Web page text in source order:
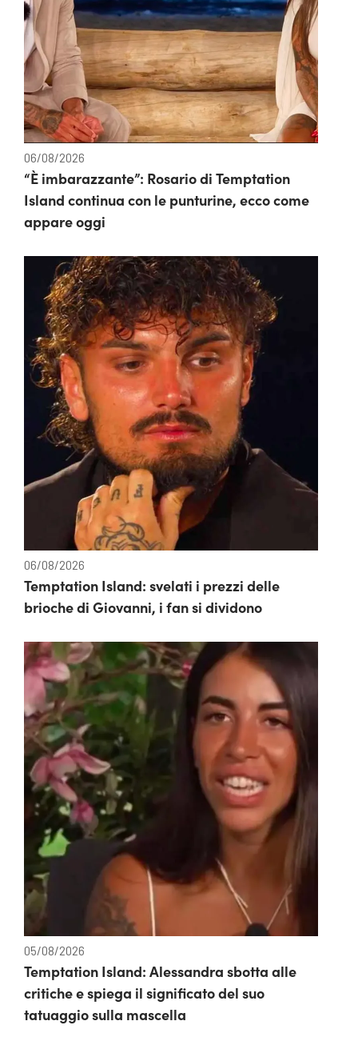
06/08/2026
“È imbarazzante”: Rosario di Temptation
Island continua con le punturine, ecco come
appare oggi
06/08/2026
Temptation Island: svelati i prezzi delle
brioche di Giovanni, i fan si dividono
05/08/2026
Temptation Island: Alessandra sbotta alle
critiche e spiega il significato del suo
tatuaggio sulla mascella